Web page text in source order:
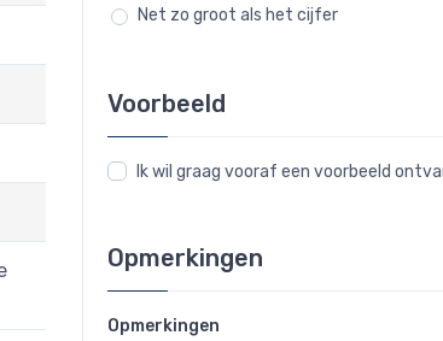
Net zo groot als het cijfer
Voorbeeld
Ik wil graag vooraf een voorbeeld
Opmerkingen
Opmerkingen